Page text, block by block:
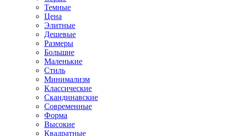
Темные
Цена
Элитные
Дешевые
Размеры
Большие
Маленькие
Стиль
Минимализм
Классические
Скандинавские
Современные
Форма
Высокие
Квадратные